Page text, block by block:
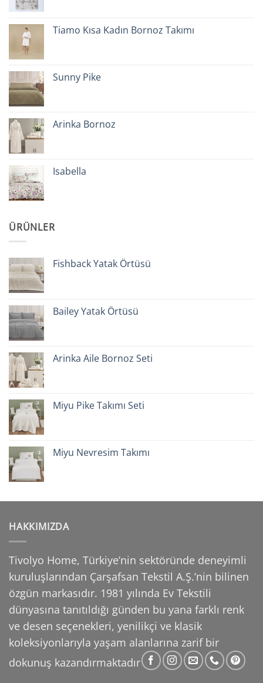
Tiamo Kısa Kadın Bornoz Takımı
Sunny Pike
Arinka Bornoz
Isabella
ÜRÜNLER
Fishback Yatak Örtüsü
Bailey Yatak Örtüsü
Arinka Aile Bornoz Seti
Miyu Pike Takımı Seti
Miyu Nevresim Takımı
HAKKIMIZDA
Tivolyo Home, Türkiye’nin sektöründe deneyimli
kuruluşlarından Çarşafsan Tekstil A.Ş.’nin bilinen
özgün markasıdır. 1981 yılında Ev Tekstili
dünyasına tanıtıldığı günden bu yana farklı renk
ve desen seçenekleri, yenilikçi ve klasik
koleksiyonlarıyla yaşam alanlarına zarif bir
dokunuş kazandırmaktadır